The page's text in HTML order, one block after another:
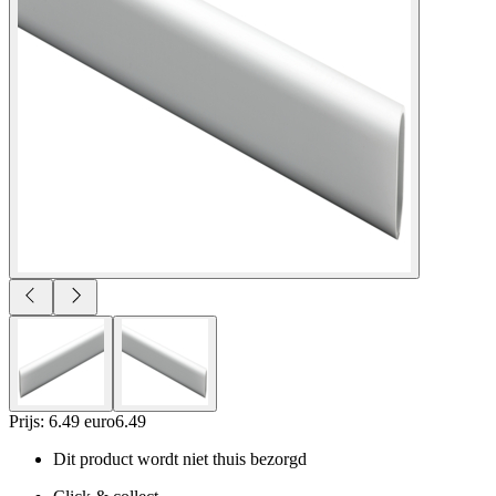
Prijs: 6.49 euro6.49
Dit product wordt niet thuis bezorgd